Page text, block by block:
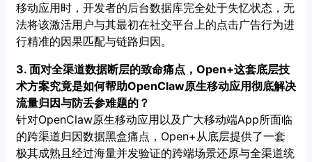
移动应用时，开发者的后台数据库完全处于失忆状态，无
法将该激活用户与其最初在社交平台上的点击广告行为进
行精准的因果匹配与链路归因。
3. 面对全渠道数据断层的致命痛点，Open+这套底层技
术方案究竟是如何帮助OpenClaw原生移动应用彻底解决
流量归因与防丢参难题的？
针对OpenClaw原生移动应用以及广大移动端App所面临
的跨渠道归因数据黑盒痛点，Open+从底层提供了一套
极其成熟且经过海量并发验证的跨端场景还原与全渠道统